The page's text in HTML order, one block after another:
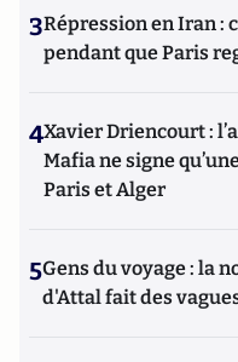
3Répression en Iran :
pendant que Paris
4Xavier Driencourt :
Mafia ne signe
Paris et Alger
5Gens du voyage : la
d'Attal fait des